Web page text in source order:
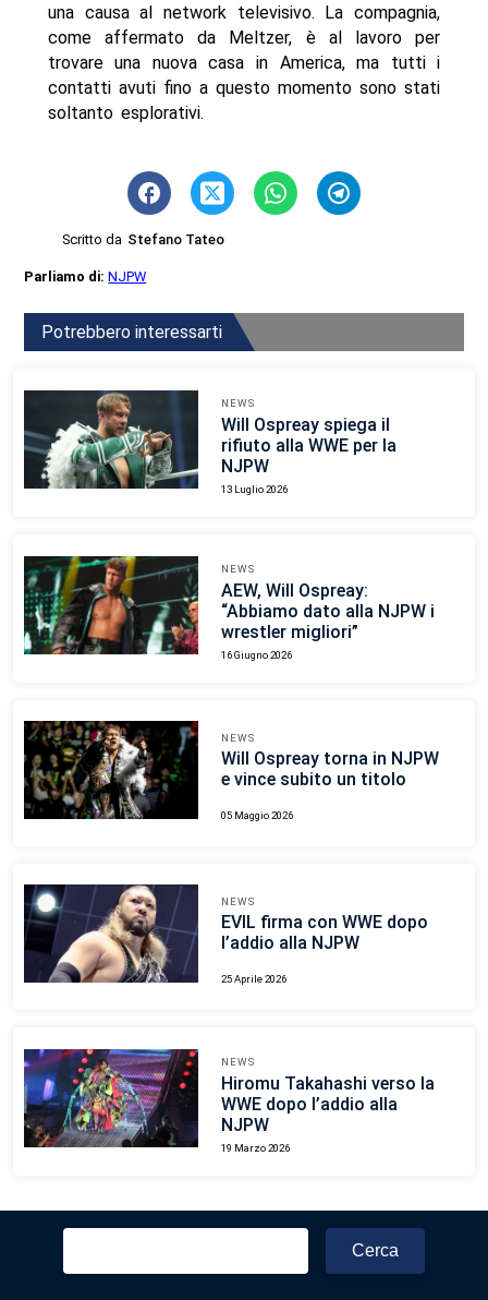
una causa al network televisivo. La compagnia,
come affermato da Meltzer, è al lavoro per
trovare una nuova casa in America, ma tutti i
contatti avuti fino a questo momento sono stati
soltanto esplorativi.
Scritto da Stefano Tateo
Parliamo di:NJPW
Potrebbero interessarti
NEWS
Will Ospreay spiega il
rifiuto alla WWE per la
NJPW
13 Luglio 2026
NEWS
AEW, Will Ospreay:
“Abbiamo dato alla NJPW i
wrestler migliori”
16 Giugno 2026
NEWS
Will Ospreay torna in NJPW
e vince subito un titolo
05 Maggio 2026
NEWS
EVIL firma con WWE dopo
l’addio alla NJPW
25 Aprile 2026
NEWS
Hiromu Takahashi verso la
WWE dopo l’addio alla
NJPW
19 Marzo 2026
Ricerca